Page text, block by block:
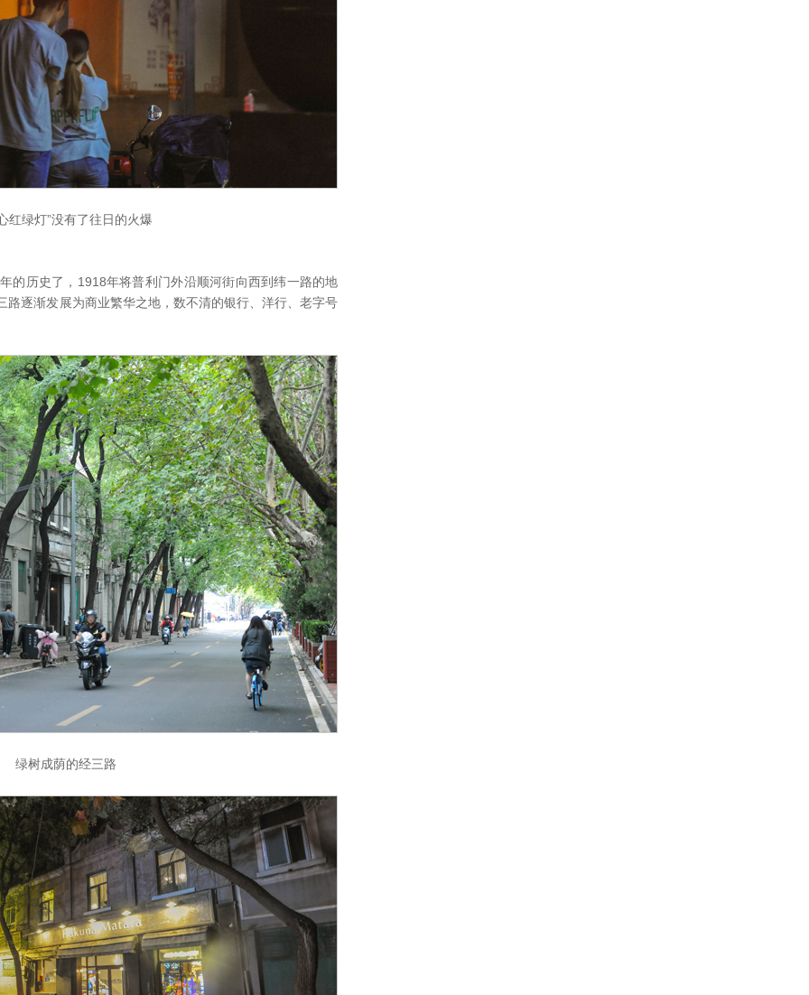
红绿灯”没有了往日的火爆
历史了，1918年将普利门外沿顺河街向西到纬一路的地
路逐渐发展为商业繁华之地，数不清的银行、洋行、老字号
绿树成荫的经三路